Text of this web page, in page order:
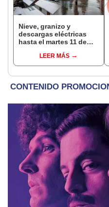
Nieve, granizo y
descargas eléctricas
hasta el martes 11 de
advierte mal tiempo en
la sierra e Indeci insta a
LEER MÁS